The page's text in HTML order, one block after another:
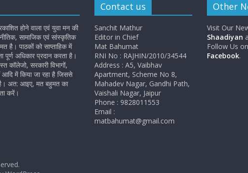
होने वाला एवं युवा मन की
सामाजिक एवं सांस्कृतिक
है। पाठकों को साप्ताहिक में
पूर्ण अधिकार प्रदान करता है।
सरकारी विभागों,
आदि में किया जा रहा है जिससे
अत: आइए, मत बहुमत का
करें।
Contact us
Sanchit Mathur
Editor in Chief
Mat Bahumat
RNI No : RAJHIN/2010/34544
Address : A5, Vaibhav
Apartment, Scheme No 8,
Mahadev Nagar, Gandhi Path,
Vaishali Nagar, Jaipur
Phone : 9828011553
Email :
matbahumat@gmail.com
Other
Visit Our
Shaadiyan
Follow Us
Facebook.